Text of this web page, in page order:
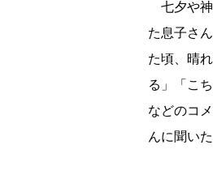
七夕や神
た息子さ
た頃、晴
る」「こ
などのコ
んに聞いた